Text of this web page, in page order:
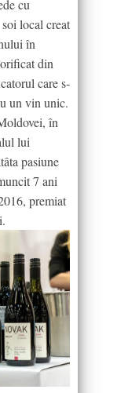
cu
local creat
în
din
care s-
un vin unic.
în
lui
pasiune
7 ani
premiat